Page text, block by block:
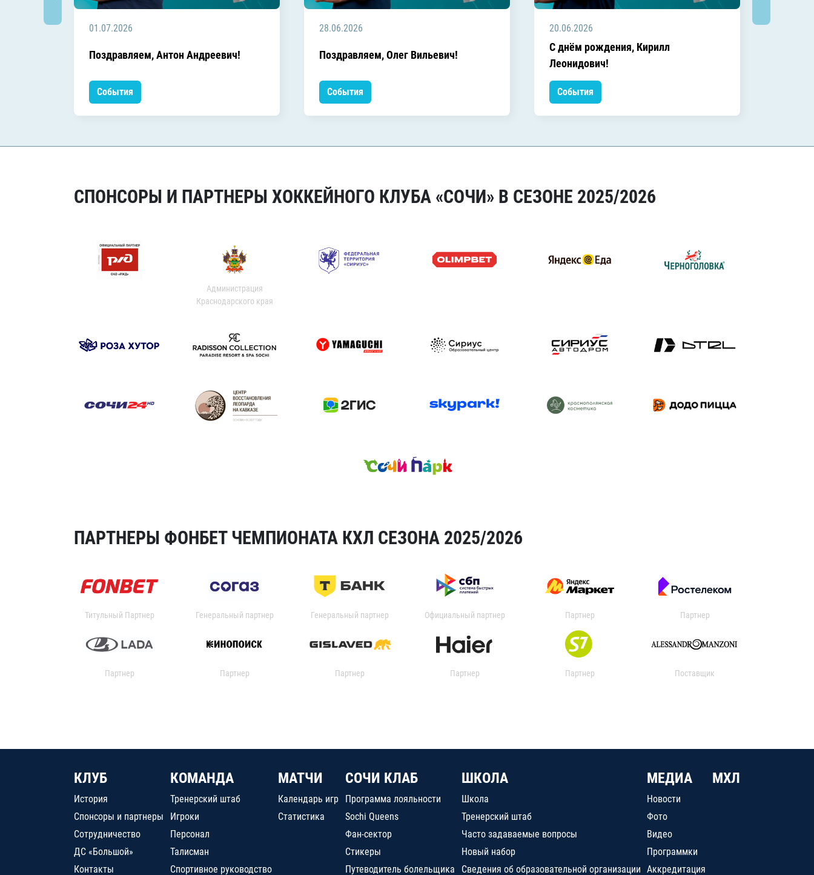
01.07.2026
Поздравляем, Антон Андреевич!
События
28.06.2026
Поздравляем, Олег Вильевич!
События
20.06.2026
C днём рождения, Кирилл
Леонидович!
События
СПОНСОРЫ И ПАРТНЕРЫ ХОККЕЙНОГО КЛУБА «СОЧИ» В СЕЗОНЕ 2025/2026
Администрация
Краснодарского края
ПАРТНЕРЫ ФОНБЕТ ЧЕМПИОНАТА КХЛ СЕЗОНА 2025/2026
Титульный Партнер Генеральный партнер Генеральный партнер Официальный партнер Партнер Партнер
Партнер Партнер Партнер Партнер Партнер Поставщик
КЛУБ
История
Спонсоры и партнеры
Сотрудничество
ДС «Большой»
Контакты
КОМАНДА
Тренерский штаб
Игроки
Персонал
Талисман
Спортивное руководство
МАТЧИ
Календарь игр
Статистика
СОЧИ КЛАБ
Программа лояльности
Sochi Queens
Фан-сектор
Стикеры
Путеводитель болельщика
ШКОЛА
Школа
Тренерский штаб
Часто задаваемые вопросы
Новый набор
Сведения об образовательной организации
МЕДИА
Новости
Фото
Видео
Программки
Аккредитация
МХЛ